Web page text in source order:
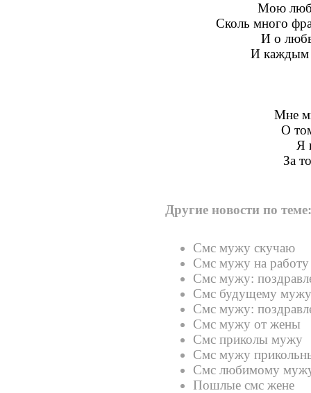
Мою
Сколь много
И о
И каждым
Мне
О
Я
За
Другие новости по теме:
Смс мужу скучаю
Смс мужу на работу
Смс мужу:
Смс будущему мужу
Смс мужу:
Смс мужу от жены
Смс приколы мужу
Смс мужу
Смс любимому
Пошлые смс жене